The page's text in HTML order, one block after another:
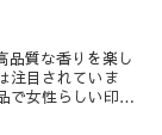
品質な香りを楽し
注目されていま
で女性らしい印象